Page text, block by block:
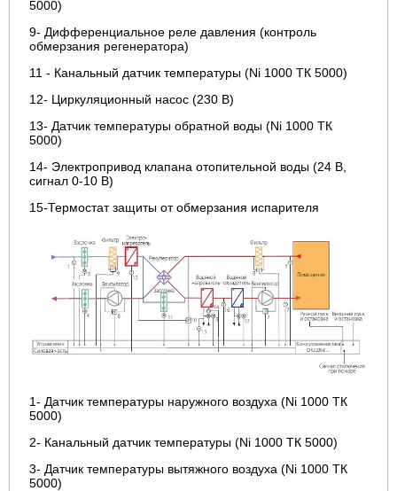
5000)
9- Дифференциальное реле давления (контроль
обмерзания регенератора)
11 - Канальный датчик температуры (Ni 1000 ТК 5000)
12- Циркуляционный насос (230 В)
13- Датчик температуры обратной воды (Ni 1000 ТК
5000)
14- Электропривод клапана отопительной воды (24 В,
сигнал 0-10 В)
15-Термостат защиты от обмерзания испарителя
1- Датчик температуры наружного воздуха (Ni 1000 ТК
5000)
2- Канальный датчик температуры (Ni 1000 ТК 5000)
3- Датчик температуры вытяжного воздуха (Ni 1000 ТК
5000)